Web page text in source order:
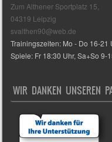
Zum Althener Sportplatz 15,
04319 Leipzig
svalthen90@web.de
Trainingszeiten: Mo - Do 16-21
Spiele: Fr 18:30 Uhr, Sa+So 9-
WIR DANKEN UNSEREN